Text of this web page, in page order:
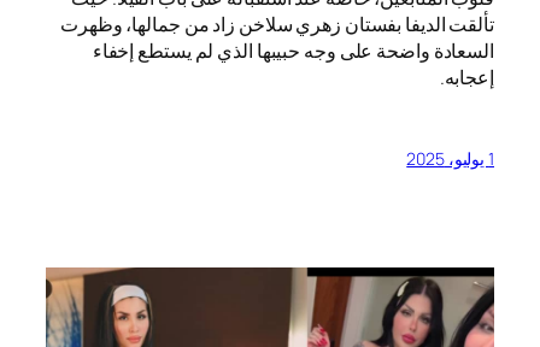
تألقت الديفا بفستان زهري سلاخن زاد من جمالها، وظهرت
السعادة واضحة على وجه حبيبها الذي لم يستطع إخفاء
إعجابه.
1 يوليو، 2025